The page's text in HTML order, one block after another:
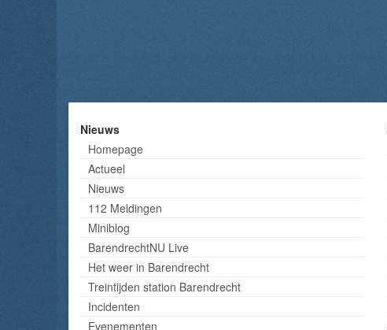
Nieuws
Homepage
Actueel
Nieuws
112 Meldingen
Miniblog
BarendrechtNU Live
Het weer in Barendrecht
Treintijden station Barendrecht
Incidenten
Evenementen